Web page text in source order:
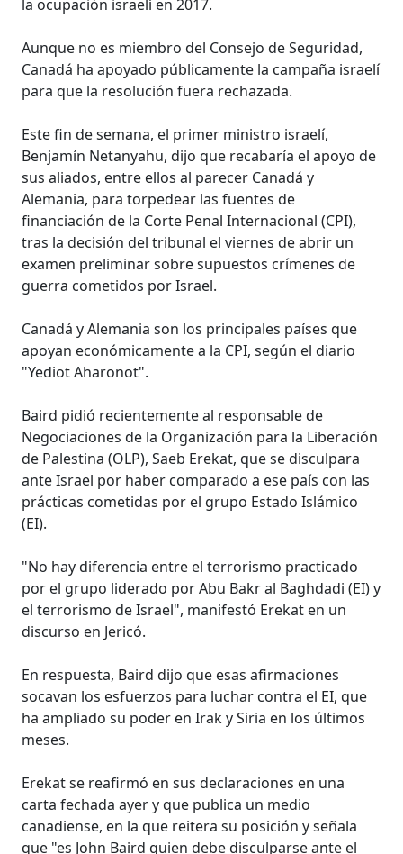
la ocupación israelí en 2017.
Aunque no es miembro del Consejo de Seguridad,
Canadá ha apoyado públicamente la campaña israelí
para que la resolución fuera rechazada.
Este fin de semana, el primer ministro israelí,
Benjamín Netanyahu, dijo que recabaría el apoyo de
sus aliados, entre ellos al parecer Canadá y
Alemania, para torpedear las fuentes de
financiación de la Corte Penal Internacional (CPI),
tras la decisión del tribunal el viernes de abrir un
examen preliminar sobre supuestos crímenes de
guerra cometidos por Israel.
Canadá y Alemania son los principales países que
apoyan económicamente a la CPI, según el diario
"Yediot Aharonot".
Baird pidió recientemente al responsable de
Negociaciones de la Organización para la Liberación
de Palestina (OLP), Saeb Erekat, que se disculpara
ante Israel por haber comparado a ese país con las
prácticas cometidas por el grupo Estado Islámico
(EI).
"No hay diferencia entre el terrorismo practicado
por el grupo liderado por Abu Bakr al Baghdadi (EI) y
el terrorismo de Israel", manifestó Erekat en un
discurso en Jericó.
En respuesta, Baird dijo que esas afirmaciones
socavan los esfuerzos para luchar contra el EI, que
ha ampliado su poder en Irak y Siria en los últimos
meses.
Erekat se reafirmó en sus declaraciones en una
carta fechada ayer y que publica un medio
canadiense, en la que reitera su posición y señala
que "es John Baird quien debe disculparse ante el